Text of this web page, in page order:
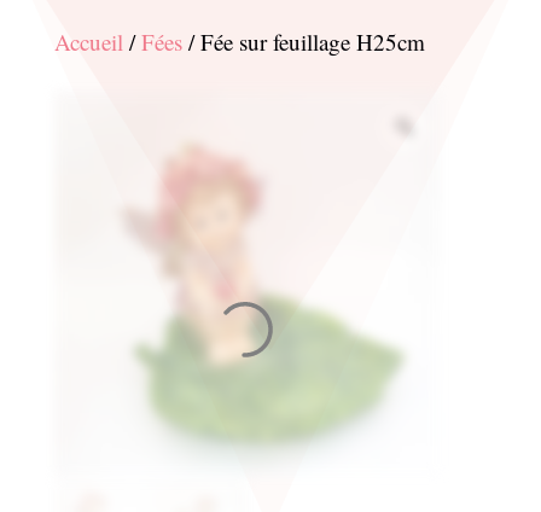
Accueil/Fées/ Fée sur feuillage H25cm